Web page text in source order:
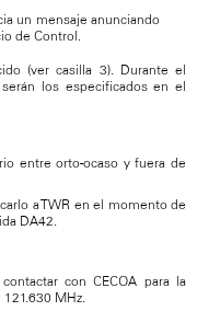
un mensaje anunciando
de Control.
(ver casilla 3). Durante el
los especificados en el
entre orto-ocaso y fuera de
a TWR en el momento de
DA42.
con CECOA para la
MHz.